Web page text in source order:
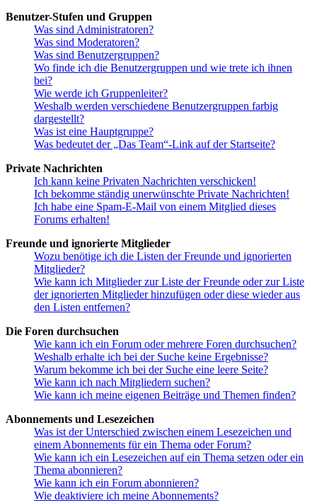
Benutzer-Stufen und Gruppen
Was sind Administratoren?
Was sind Moderatoren?
Was sind Benutzergruppen?
Wo finde ich die Benutzergruppen und wie trete ich ihnen
bei?
Wie werde ich Gruppenleiter?
Weshalb werden verschiedene Benutzergruppen farbig
dargestellt?
Was ist eine Hauptgruppe?
Was bedeutet der „Das Team“-Link auf der Startseite?
Private Nachrichten
Ich kann keine Privaten Nachrichten verschicken!
Ich bekomme ständig unerwünschte Private Nachrichten!
Ich habe eine Spam-E-Mail von einem Mitglied dieses
Forums erhalten!
Freunde und ignorierte Mitglieder
Wozu benötige ich die Listen der Freunde und ignorierten
Mitglieder?
Wie kann ich Mitglieder zur Liste der Freunde oder zur Liste
der ignorierten Mitglieder hinzufügen oder diese wieder aus
den Listen entfernen?
Die Foren durchsuchen
Wie kann ich ein Forum oder mehrere Foren durchsuchen?
Weshalb erhalte ich bei der Suche keine Ergebnisse?
Warum bekomme ich bei der Suche eine leere Seite?
Wie kann ich nach Mitgliedern suchen?
Wie kann ich meine eigenen Beiträge und Themen finden?
Abonnements und Lesezeichen
Was ist der Unterschied zwischen einem Lesezeichen und
einem Abonnements für ein Thema oder Forum?
Wie kann ich ein Lesezeichen auf ein Thema setzen oder ein
Thema abonnieren?
Wie kann ich ein Forum abonnieren?
Wie deaktiviere ich meine Abonnements?